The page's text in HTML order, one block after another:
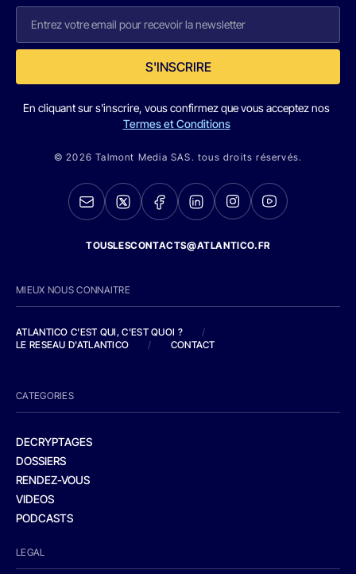
S'INSCRIRE
En cliquant sur s'inscrire, vous confirmez que vous acceptez nos
Termes et Conditions
© 2026 Talmont Media SAS. tous droits réservés.
TOUSLESCONTACTS@ATLANTICO.FR
MIEUX NOUS CONNAITRE
ATLANTICO C'EST QUI, C'EST QUOI ?
/
LE RESEAU D'ATLANTICO
/ CONTACT
CATEGORIES
DECRYPTAGES
DOSSIERS
RENDEZ-VOUS
VIDEOS
PODCASTS
LEGAL